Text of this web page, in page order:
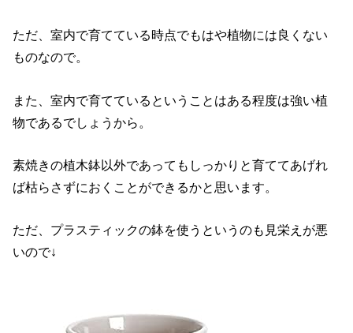
ただ、室内で育てている時点でもはや植物には良くない
ものなので。
また、室内で育てているということはある程度は強い植
物であるでしょうから。
素焼きの植木鉢以外であってもしっかりと育ててあげれ
ば枯らさずにおくことができるかと思います。
ただ、プラスティックの鉢を使うというのも見栄えが悪
いので↓